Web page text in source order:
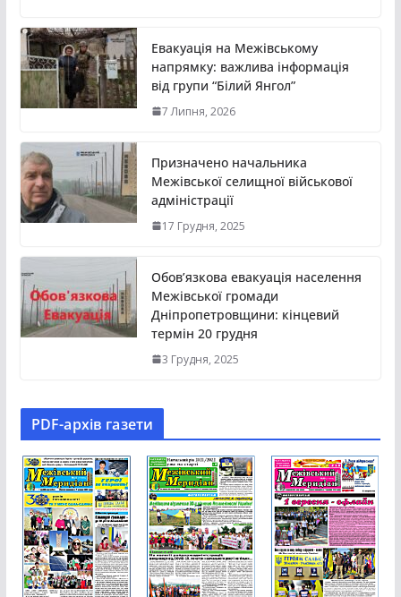
Евакуація на Межівському
напрямку: важлива інформація
від групи “Білий Янгол”
7 Липня, 2026
Призначено начальника
Межівської селищної військової
адміністрації
17 Грудня, 2025
Обов’язкова евакуація населення
Межівської громади
Дніпропетровщини: кінцевий
термін 20 грудня
3 Грудня, 2025
PDF-aрхів газети